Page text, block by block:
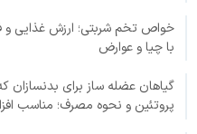
خواص تخم شربتی؛ ارزش غذایی و
با چیا و عوارض
گیاهان عضله ساز برای بدنسازان
پروتئین و نحوه مصرف؛ مناسب